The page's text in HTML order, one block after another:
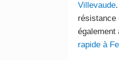
Villevaude
résistance
également
rapide à